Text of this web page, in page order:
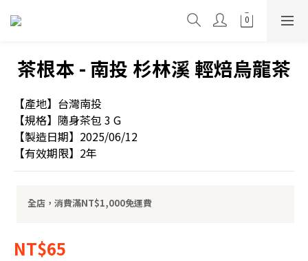
茶根本 - 南投 杉林溪 輕焙烏龍茶
【產地】台灣南投
【規格】隨身茶包 3 G
【製造日期】2025/06/12
【有效期限】2年
全店，消費滿NT$1,000免運費
NT$65